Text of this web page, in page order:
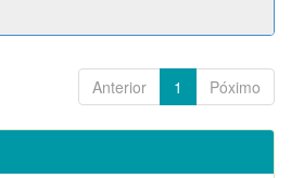
Anterior 1 Póximo